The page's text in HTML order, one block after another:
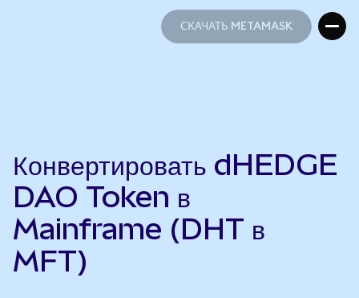
СКАЧАТЬ METAMASK
Конвертировать dHEDGE
DAO Token в
Mainframe (DHT в
MFT)